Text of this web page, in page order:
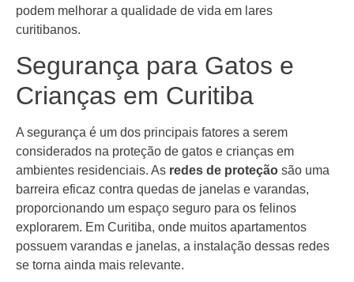
podem melhorar a qualidade de vida em lares
curitibanos.
Segurança para Gatos e
Crianças em Curitiba
A segurança é um dos principais fatores a serem
considerados na proteção de gatos e crianças em
ambientes residenciais. As redes de proteção são uma
barreira eficaz contra quedas de janelas e varandas,
proporcionando um espaço seguro para os felinos
explorarem. Em Curitiba, onde muitos apartamentos
possuem varandas e janelas, a instalação dessas redes
se torna ainda mais relevante.